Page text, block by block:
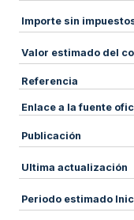
Importe sin
Valor estimado del
Referencia
Enlace a la fuente
Publicación
Ultima actualización
Periodo estimado